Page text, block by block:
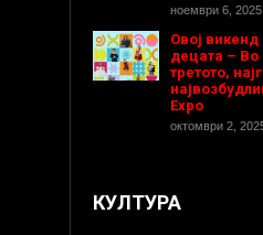
ноември 6, 2025
Овој викенд
децата – Во
третото,
Expo
октомври 2,
КУЛТУРА